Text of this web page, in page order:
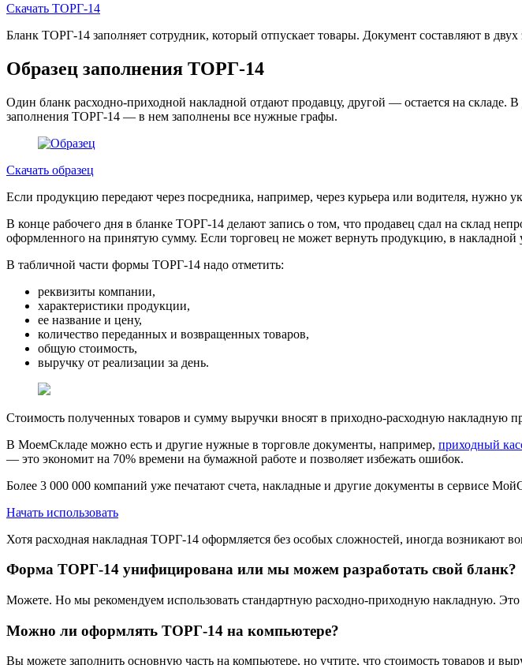
Скачать ТОРГ-14
Бланк ТОРГ-14 заполняет сотрудник, который отпускает товары. Документ составляют в
Образец заполнения ТОРГ-14
Один бланк расходно-приходной накладной отдают продавцу, другой — остается на складе.
заполнения ТОРГ-14 — в нем заполнены все нужные графы.
Скачать образец
Если продукцию передают через посредника, например, через курьера или водителя, нужно
В конце рабочего дня в бланке ТОРГ-14 делают запись о том, что продавец сдал на склад
оформленного на принятую сумму. Если торговец не может вернуть продукцию, в накладной
В табличной части формы ТОРГ-14 надо отметить:
реквизиты компании,
характеристики продукции,
ее название и цену,
количество переданных и возвращенных товаров,
общую стоимость,
выручку от реализации за день.
Стоимость полученных товаров и сумму выручки вносят в приходно-расходную накладную
В МоемСкладе можно есть и другие нужные в торговле документы, например, приходный
— это экономит на 70% времени на бумажной работе и позволяет избежать ошибок.
Более 3 000 000 компаний уже печатают счета, накладные и другие документы в сервисе
Начать использовать
Хотя расходная накладная ТОРГ-14 оформляется без особых сложностей, иногда возникают
Форма ТОРГ-14 унифицирована или мы можем разработать свой бланк?
Можете. Но мы рекомендуем использовать стандартную расходно-приходную накладную.
Можно ли оформлять ТОРГ-14 на компьютере?
Вы можете заполнить основную часть на компьютере, но учтите, что стоимость товаров и